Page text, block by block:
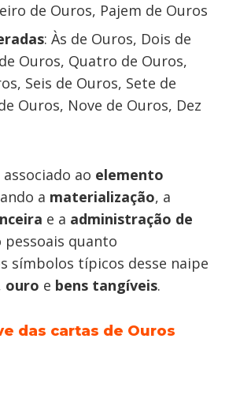
de Ouros, Pajem de Ouros
: Às de Ouros, Dois de
Ouros, Quatro de Ouros,
Seis de Ouros, Sete de
Ouros, Nove de Ouros, Dez
ao elemento
a materialização, a
e a administração de
quanto
símbolos típicos desse naipe
ouro e bens tangíveis.
das cartas de Ouros